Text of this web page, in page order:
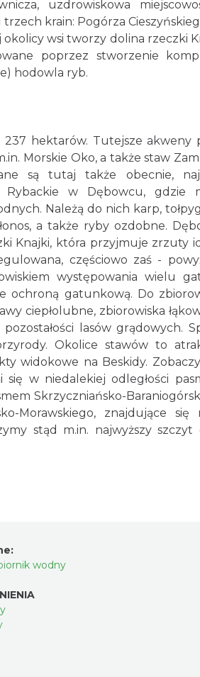
uzdrowiskowa
krain: Pogórza
wsi tworzy dolina rzeczki
poprzez stworzenie
hodowla ryb.
hektarów. Tutejsze akweny
Morskie Oko, a także staw
są tutaj także obecnie,
Rybackie w Dębowcu, gdzie
Należą do nich karp,
a także ryby ozdobne.
Knajki, która przyjmuje zrzuty
częściowo zaś -
występowania wielu
ochroną gatunkową. Do
ciepłolubne, zbiorowiska
lasów grądowych.
Okolice stawów to
widokowe na Beskidy.
w niedalekiej odległości
Skrzyczniańsko-
Morawskiego, znajdujące
stąd m.in. najwyższy szczyt
wodny